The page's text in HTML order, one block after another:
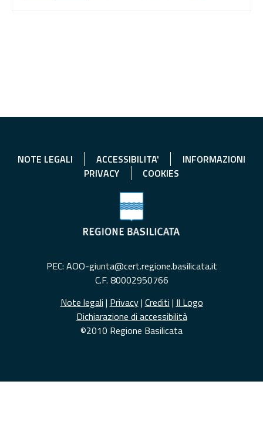
NOTE LEGALI ACCESSIBILITA'
INFORMAZIONI
PRIVACY
COOKIES
PEC: AOO-giunta@cert.regione.basilicata.it
C.F. 80002950766
Note legali | Privacy| Crediti | Il Logo
Dichiarazione di accessibilità
©2010 Regione Basilicata